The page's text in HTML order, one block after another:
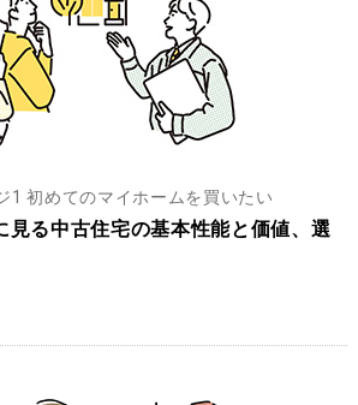
1 初めてのマイホームを買いたい
見る中古住宅の基本性能と価値、選